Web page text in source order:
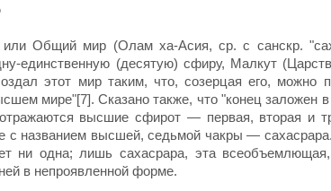
или Общий мир (Олам ха-Асия, ср. с санскр.
единственную (десятую) сфиру, Малкут
этот мир таким, что, созерцая его, можно
мире"[7]. Сказано также, что "конец заложен
высшие сфирот — первая, вторая и
с названием высшей, седьмой чакры —
ни одна; лишь сахасрара, эта
в непроявленной форме.